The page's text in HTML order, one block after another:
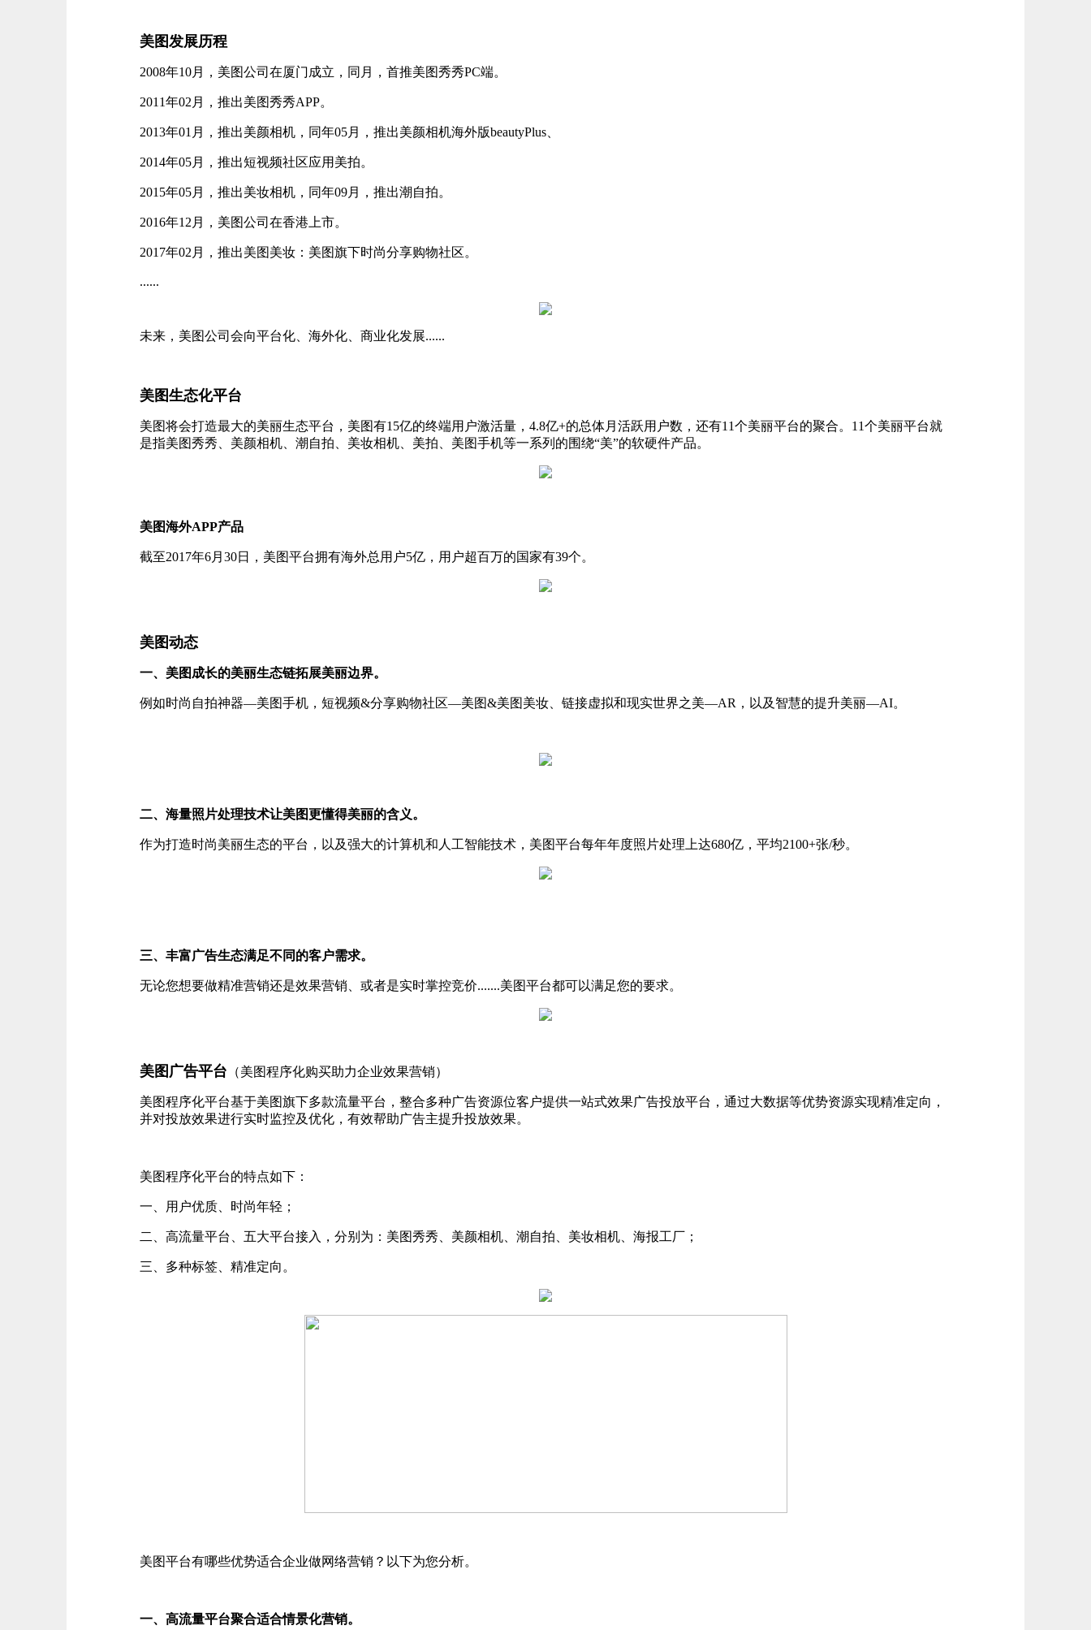
美图发展历程
2008年10月，美图公司在厦门成立，同月，首推美图秀秀PC端。
2011年02月，推出美图秀秀APP。
2013年01月，推出美颜相机，同年05月，推出美颜相机海外版beautyPlus、
2014年05月，推出短视频社区应用美拍。
2015年05月，推出美妆相机，同年09月，推出潮自拍。
2016年12月，美图公司在香港上市。
2017年02月，推出美图美妆：美图旗下时尚分享购物社区。
......
未来，美图公司会向平台化、海外化、商业化发展......
美图生态化平台
美图将会打造最大的美丽生态平台，美图有15亿的终端用户激活量，4.8亿+的总体月活跃用户数，还有11个美丽平台的聚合。11个美丽平台就
是指美图秀秀、美颜相机、潮自拍、美妆相机、美拍、美图手机等一系列的围绕“美”的软硬件产品。
美图海外APP产品
截至2017年6月30日，美图平台拥有海外总用户5亿，用户超百万的国家有39个。
美图动态
一、美图成长的美丽生态链拓展美丽边界。
例如时尚自拍神器—美图手机，短视频&分享购物社区—美图&美图美妆、链接虚拟和现实世界之美—AR，以及智慧的提升美丽—AI。
二、海量照片处理技术让美图更懂得美丽的含义。
作为打造时尚美丽生态的平台，以及强大的计算机和人工智能技术，美图平台每年年度照片处理上达680亿，平均2100+张/秒。
三、丰富广告生态满足不同的客户需求。
无论您想要做精准营销还是效果营销、或者是实时掌控竞价.......美图平台都可以满足您的要求。
美图广告平台 （美图程序化购买助力企业效果营销）
美图程序化平台基于美图旗下多款流量平台，整合多种广告资源位客户提供一站式效果广告投放平台，通过大数据等优势资源实现精准定向，
并对投放效果进行实时监控及优化，有效帮助广告主提升投放效果。
美图程序化平台的特点如下：
一、用户优质、时尚年轻；
二、高流量平台、五大平台接入，分别为：美图秀秀、美颜相机、潮自拍、美妆相机、海报工厂；
三、多种标签、精准定向。
美图平台有哪些优势适合企业做网络营销？以下为您分析。
一、高流量平台聚合适合情景化营销。